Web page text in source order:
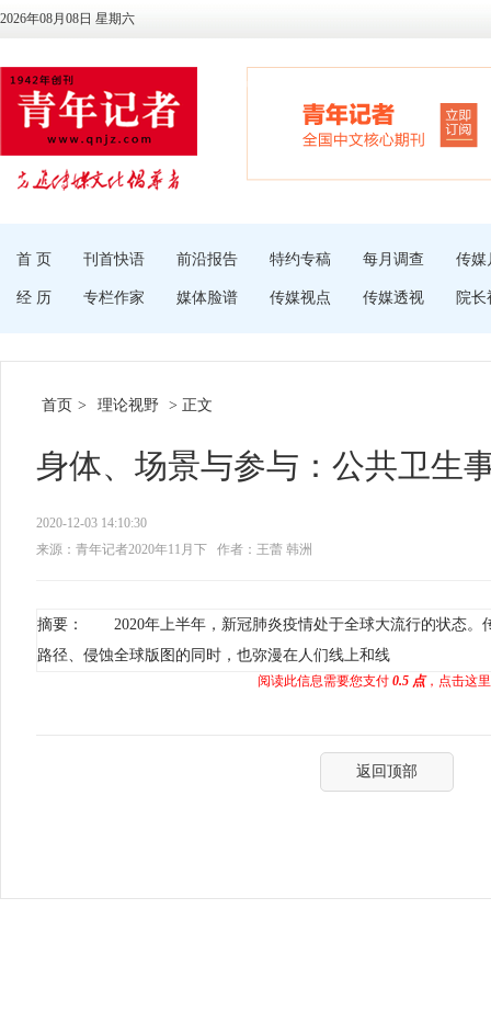
2026年08月08日 星期六
首 页 刊首快语 前沿报告 特约专稿 每月调查 传媒
经 历 专栏作家 媒体脸谱 传媒视点 传媒透视 院长
首页 > 理论视野 > 正文
身体、场景与参与：公共卫生
2020-12-03 14:10:30
来源：青年记者2020年11月下
作者：王蕾 韩洲
摘要： 2020年上半年，新冠肺炎疫情处于全球大流行的状态。
路径、侵蚀全球版图的同时，也弥漫在人们线上和线
阅读此信息需要您支付 0.5 点，点击这
返回顶部